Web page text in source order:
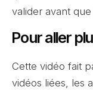
valider avant
Pour aller
Cette vidéo fait
vidéos liées, les